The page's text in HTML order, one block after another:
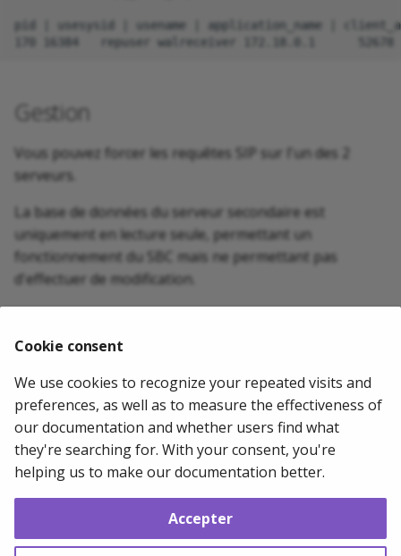
pid | usesysid | usename | application_name |
Gestion
Vous pouvez forcer les requêtes SIP sur l'un des 2
serveurs.
La base de données du serveur secondaire est
uniquement en lecture seule, permettant un
fonctionnement du SBC mais ne permettant pas
d'effectuer de modification.
suffit d'éteindre le container du proxy SIP :
Mathias WOLFF
Suivant
Sauvegarde et Restauration
Copyright © 2011 - 2026 Mathias WOLFF --Change cookie settings
Cookie consent
We use cookies to recognize your repeated visits and
preferences, as well as to measure the effectiveness of
our documentation and whether users find what
they're searching for. With your consent, you're
helping us to make our documentation better.
Accepter